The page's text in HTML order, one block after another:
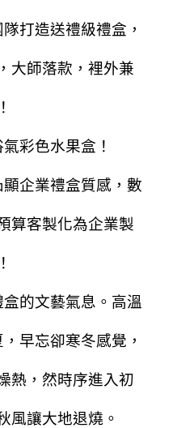
打造送禮級禮盒，
大師落款，裡外兼
彩色水果盒！
企業禮盒質感，數
算客製化為企業製
的文藝氣息。 高溫
早忘卻寒冬感覺，
熱，然時序進入初
風讓大地退燒。